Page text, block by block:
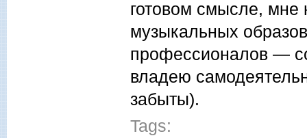
готовом смысле, мне
музыкальных
профессионалов —
владею
забыты).
Tags: